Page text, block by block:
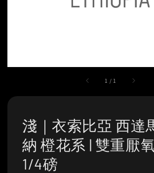
1 / 1
淺｜衣索比亞 西達
納 橙花系 | 雙重厭
1/4磅